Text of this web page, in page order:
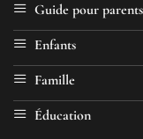
Guide pour parents
Enfants
Famille
Éducation